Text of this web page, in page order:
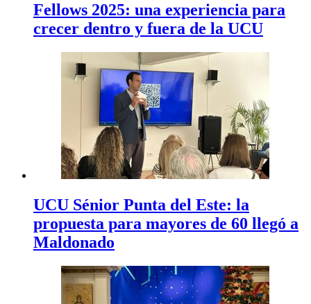
Fellows 2025: una experiencia para
crecer dentro y fuera de la UCU
UCU Sénior Punta del Este: la
propuesta para mayores de 60 llegó a
Maldonado